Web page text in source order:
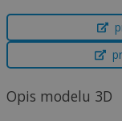
A
t
e
r
Opis modelu 3D